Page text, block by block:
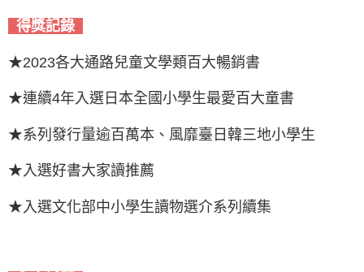
得獎記錄
★2023各大通路兒童文學類百大暢銷書
★連續4年入選日本全國小學生最愛百大童書
★系列發行量逾百萬本、風靡臺日韓三地小學生
★入選好書大家讀推薦
★入選文化部中小學生讀物選介系列續集